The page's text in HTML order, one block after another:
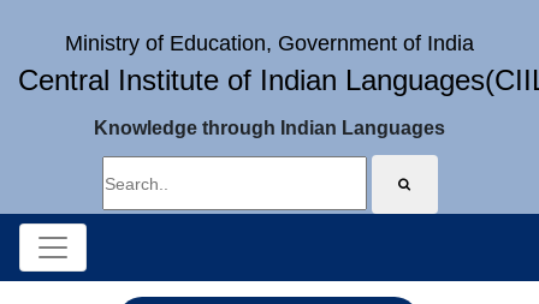
Ministry of Education, Government of India
Central Institute of Indian
Knowledge through Indian Languages